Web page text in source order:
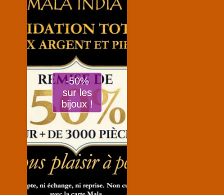
-50%
sur les
bijoux !